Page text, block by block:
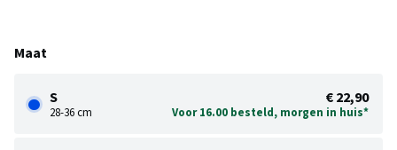
Maat
S
28-36 cm
€ 22,90
Voor 16.00 besteld, morgen in huis*